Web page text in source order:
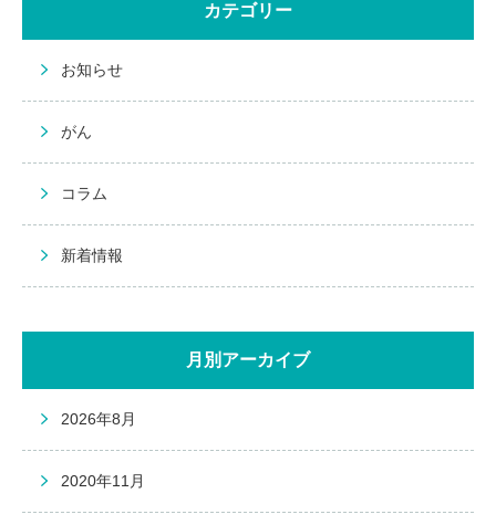
カテゴリー
お知らせ
がん
コラム
新着情報
月別アーカイブ
2026年8月
2020年11月